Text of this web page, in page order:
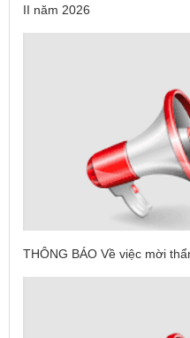
II năm 2026
THÔNG BÁO Về việc mời